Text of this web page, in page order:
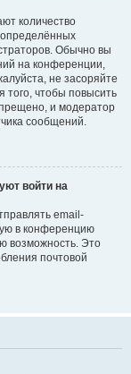
количество
Обычно вы
на конференции,
не засоряйте
чтобы повысить
и модератор
сообщений.
войти на
email-
в конференцию
возможность. Это
почтовой